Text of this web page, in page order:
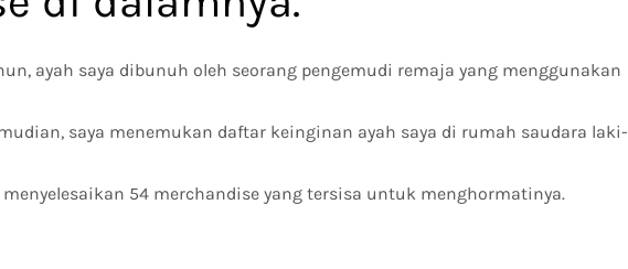
ayah saya dibunuh oleh seorang pengemudi remaja yang menggunakan
saya menemukan daftar keinginan ayah saya di rumah saudara laki-
54 merchandise yang tersisa untuk menghormatinya.